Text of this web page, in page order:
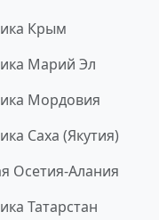
Крым
Марий Эл
Мордовия
Саха (Якутия)
Осетия-Алания
Татарстан